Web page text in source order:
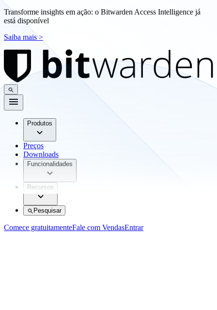
Transforme insights em ação: o Bitwarden Access Intelligence já
está disponível
Saiba mais >
Produtos
Preços
Downloads
Funcionalidades
Recursos
Pesquisar
Comece gratuitamenteFale com VendasEntrar